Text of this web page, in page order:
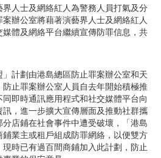
人士及網絡紅人為警務人員打氣及分
辦公室將藉著演藝界人士及網絡紅人
體及網絡平台繼續宣傳防罪信息，共
」計劃由港島總區防止罪案辦公室和天
止罪案辦公室人員自去年開始積極推
即時通訊應用程式和社交媒體平台向
，進一步擴大宣傳層面及推動社群攜
店鋪在社會事件中遭受破壞，「港島
業主或租戶組成防罪網絡，以便雙方
時已有過百間商鋪加入此計劃，防止